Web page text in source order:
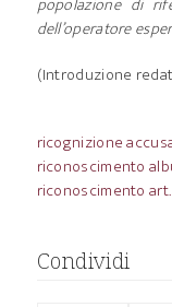
dell’operatore
(Introduzione
ricognizione
riconoscimento
riconoscimento art.
Condividi